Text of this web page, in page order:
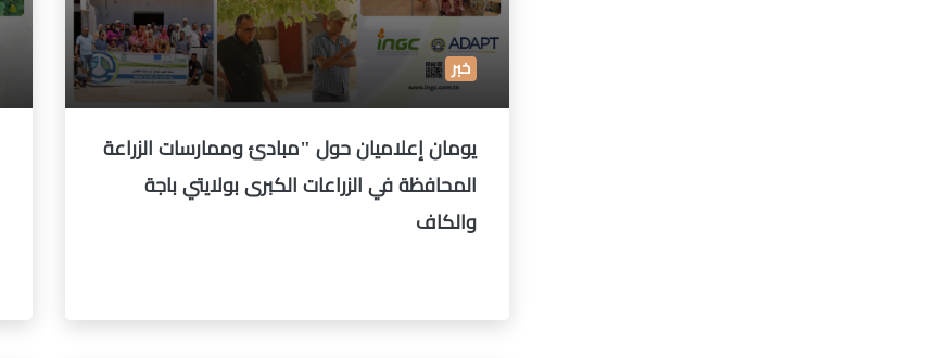
خبر
يومان إعلاميان حول "مبادئ وممارسات الزراعة
المحافظة في الزراعات الكبرى بولايتي باجة
والكاف